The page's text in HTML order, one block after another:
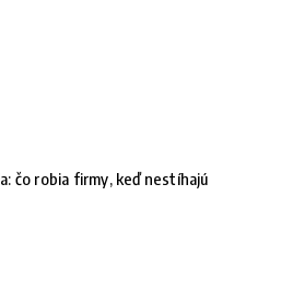
čo robia firmy, keď nestíhajú